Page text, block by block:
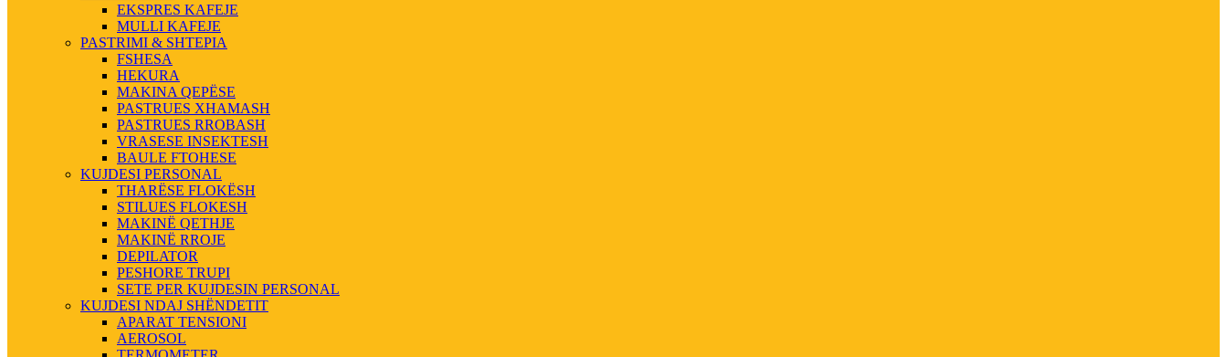
EKSPRES KAFEJE
MULLI KAFEJE
PASTRIMI & SHTEPIA
FSHESA
HEKURA
MAKINA QEPËSE
PASTRUES XHAMASH
PASTRUES RROBASH
VRASESE INSEKTESH
BAULE FTOHESE
KUJDESI PERSONAL
THARËSE FLOKËSH
STILUES FLOKESH
MAKINË QETHJE
MAKINË RROJE
DEPILATOR
PESHORE TRUPI
SETE PER KUJDESIN PERSONAL
KUJDESI NDAJ SHËNDETIT
APARAT TENSIONI
AEROSOL